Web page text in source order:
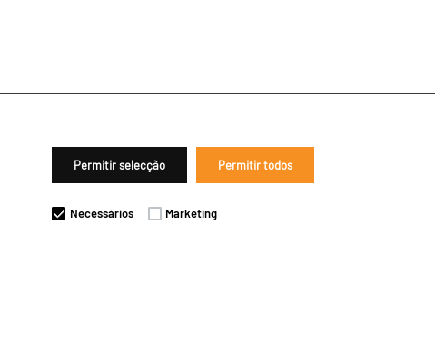
Permitir selecção Permitir todos
Necessários Marketing